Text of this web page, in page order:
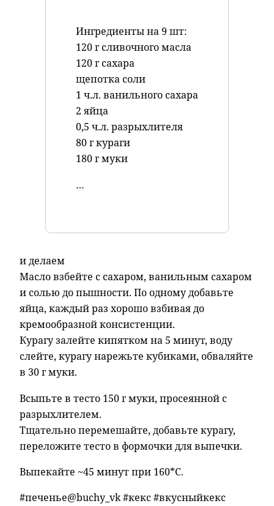
Ингредиенты на 9 шт:
120 г сливочного масла
120 г сахара
щепотка соли
1 ч.л. ванильного сахара
2 яйца
0,5 ч.л. разрыхлителя
80 г кураги
180 г муки
…
и делаем
Масло взбейте с сахаром, ванильным сахаром
и солью до пышности. По одному добавьте
яйца, каждый раз хорошо взбивая до
кремообразной консистенции.
Курагу залейте кипятком на 5 минут, воду
слейте, курагу нарежьте кубиками, обваляйте
в 30 г муки.
Всыпьте в тесто 150 г муки, просеянной с
разрыхлителем.
Тщательно перемешайте, добавьте курагу,
переложите тесто в формочки для выпечки.
Выпекайте ~45 минут при 160*С.
#печенье@buchy_vk #кекс #вкусныйкекс